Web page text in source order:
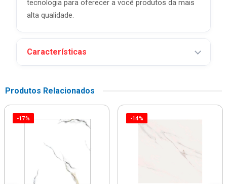
tecnologia para oferecer a você produtos da mais
alta qualidade.
Características
Produtos Relacionados
-17% -14%